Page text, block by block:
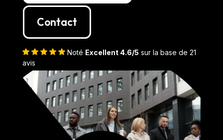
Contact
Noté Excellent 4.6/5 sur la base de 21
avis